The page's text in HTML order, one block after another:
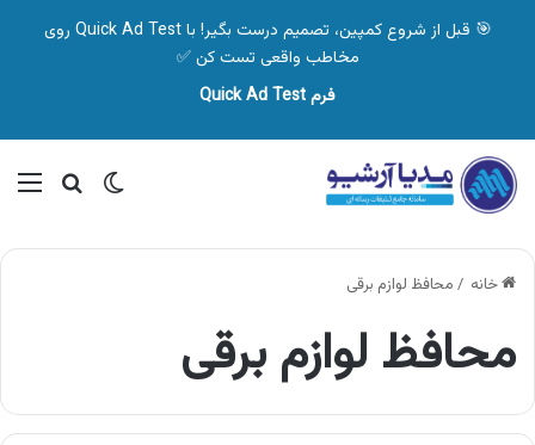
🎯 قبل از شروع کمپین، تصمیم درست بگیر! با Quick Ad Test روی
مخاطب واقعی تست کن ✅
فرم Quick Ad Test
تغییر پوسته
خانه / محافظ لوازم برقی
محافظ لوازم برقی